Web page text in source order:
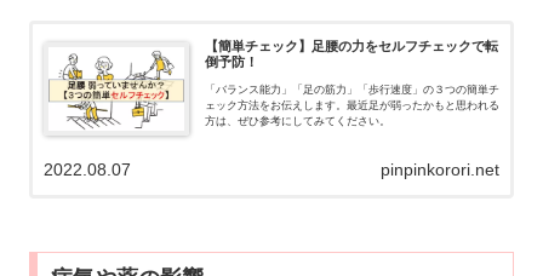
【簡単チェック】足腰の力をセルフチェックで転
倒予防！
「バランス能力」「足の筋力」「歩行速度」の３つの簡単チ
ェック方法をお伝えします。最近足が弱ったかもと思われる
方は、ぜひ参考にしてみてください。
pinpinkorori.net
2022.08.07